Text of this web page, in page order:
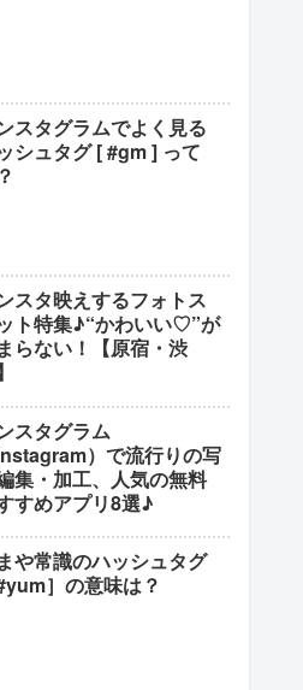
スタグラムでよく見る
シュタグ [ #gm ] って
スタ映えするフォトス
ト特集♪“かわいい♡”が
らない！【原宿・渋
スタグラム
instagram）で流行りの写
集・加工、人気の無料
すめアプリ8選♪
や常識のハッシュタグ
#yum］の意味は？